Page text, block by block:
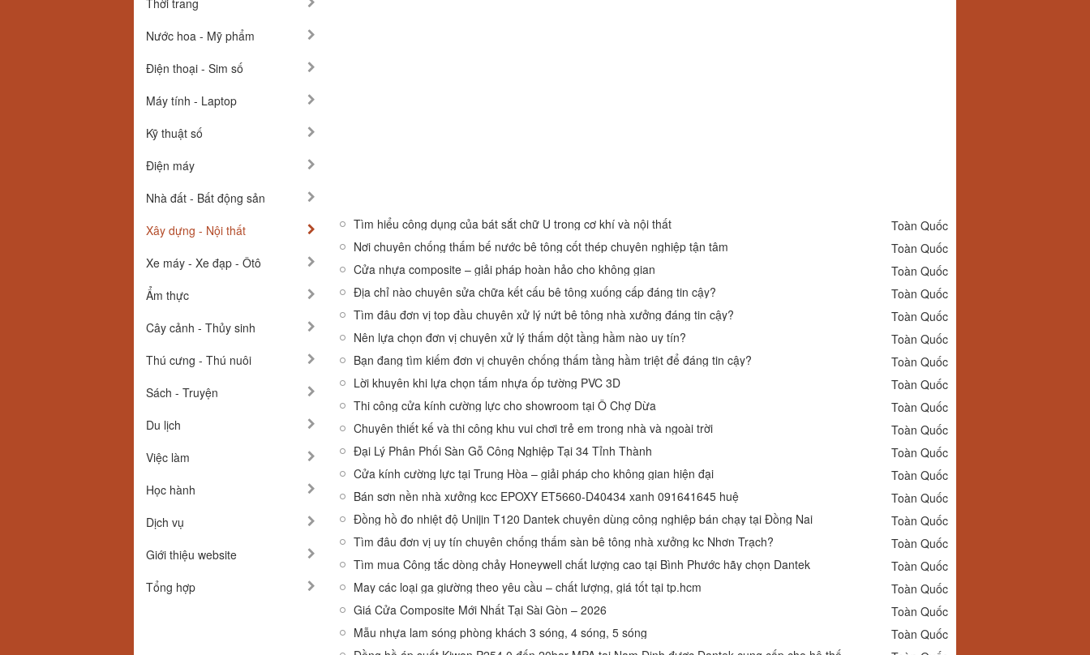
Thời trang
Nước hoa - Mỹ phẩm
Điện thoại - Sim số
Máy tính - Laptop
Kỹ thuật số
Điện máy
Nhà đất - Bất động sản
Xây dựng - Nội thất
Xe máy - Xe đạp - Ôtô
Ẩm thực
Cây cảnh - Thủy sinh
Thú cưng - Thú nuôi
Sách - Truyện
Du lịch
Việc làm
Học hành
Dịch vụ
Giới thiệu website
Tổng hợp
Tìm hiểu công dụng của bát sắt chữ U trong cơ khí và nội thất
Toàn Quốc
Nơi chuyên chống thấm bế nước bê tông cốt thép chuyên nghiệp tận tâm
Toàn Quốc
Cửa nhựa composite – giải pháp hoàn hảo cho không gian
Toàn Quốc
Địa chỉ nào chuyên sửa chữa kết cấu bê tông xuống cấp đáng tin cậy?
Toàn Quốc
Tìm đâu đơn vị top đầu chuyên xử lý nứt bê tông nhà xưởng đáng tin cậy?
Toàn Quốc
Nên lựa chọn đơn vị chuyên xử lý thấm dột tầng hầm nào uy tín?
Toàn Quốc
Bạn đang tìm kiếm đơn vị chuyên chống thấm tầng hầm triệt để đáng tin cậy?
Toàn Quốc
Lời khuyên khi lựa chọn tấm nhựa ốp tường PVC 3D
Toàn Quốc
Thi công cửa kính cường lực cho showroom tại Ô Chợ Dừa
Toàn Quốc
Chuyên thiết kế và thi công khu vui chơi trẻ em trong nhà và ngoài trời
Toàn Quốc
Đại Lý Phân Phối Sàn Gỗ Công Nghiệp Tại 34 Tỉnh Thành
Toàn Quốc
Cửa kính cường lực tại Trung Hòa – giải pháp cho không gian hiện đại
Toàn Quốc
Bán sơn nền nhà xưởng kcc EPOXY ET5660-D40434 xanh 091641645 huệ
Toàn Quốc
Đồng hồ đo nhiệt độ Unijin T120 Dantek chuyên dùng công nghiệp bán chạy tại Đồng Nai
Toàn Quốc
Tìm đâu đơn vị uy tín chuyên chống thấm sàn bê tông nhà xưởng kc Nhơn Trạch?
Toàn Quốc
Tìm mua Công tắc dòng chảy Honeywell chất lượng cao tại Bình Phước hãy chọn Dantek
Toàn Quốc
May các loại ga giường theo yêu cầu – chất lượng, giá tốt tại tp.hcm
Toàn Quốc
Giá Cửa Composite Mới Nhất Tại Sài Gòn – 2026
Toàn Quốc
Mẫu nhựa lam sóng phòng khách 3 sóng, 4 sóng, 5 sóng
Toàn Quốc